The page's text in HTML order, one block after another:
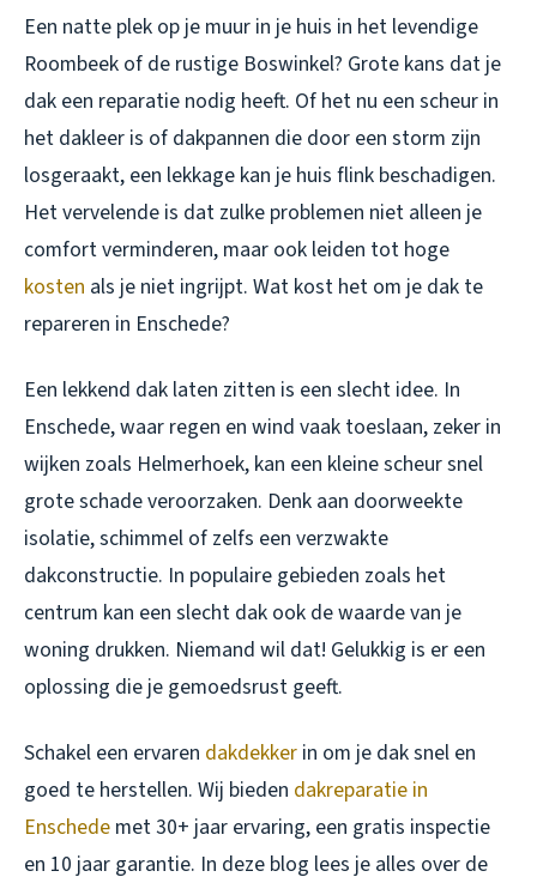
Een natte plek op je muur in je huis in het levendige
Roombeek of de rustige Boswinkel? Grote kans dat je
dak een reparatie nodig heeft. Of het nu een scheur in
het dakleer is of dakpannen die door een storm zijn
losgeraakt, een lekkage kan je huis flink beschadigen.
Het vervelende is dat zulke problemen niet alleen je
comfort verminderen, maar ook leiden tot hoge
kosten als je niet ingrijpt. Wat kost het om je dak te
repareren in Enschede?
Een lekkend dak laten zitten is een slecht idee. In
Enschede, waar regen en wind vaak toeslaan, zeker in
wijken zoals Helmerhoek, kan een kleine scheur snel
grote schade veroorzaken. Denk aan doorweekte
isolatie, schimmel of zelfs een verzwakte
dakconstructie. In populaire gebieden zoals het
centrum kan een slecht dak ook de waarde van je
woning drukken. Niemand wil dat! Gelukkig is er een
oplossing die je gemoedsrust geeft.
Schakel een ervaren dakdekker in om je dak snel en
goed te herstellen. Wij bieden dakreparatie in
Enschede met 30+ jaar ervaring, een gratis inspectie
en 10 jaar garantie. In deze blog lees je alles over de